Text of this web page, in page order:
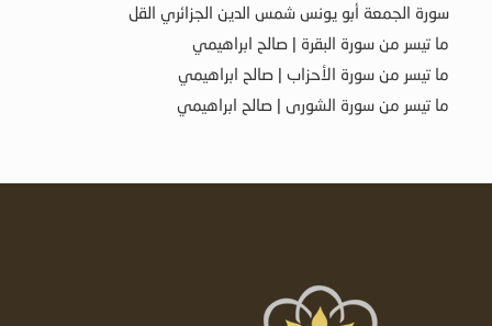
سورة الجمعة أبو يونس شمس الدين الجزائري القل
ما تيسر من سورة البقرة | صالح ابراهيمي
ما تيسر من سورة الأحزاب | صالح ابراهيمي
ما تيسر من سورة الشورى | صالح ابراهيمي